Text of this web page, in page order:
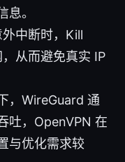
。
中断时，Kill
从而避免真实 IP
，WireGuard 通
吐，OpenVPN 在
与优化需求较